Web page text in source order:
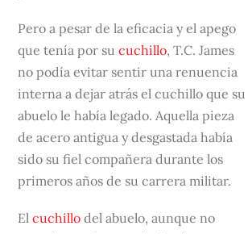
Pero a pesar de la eficacia y el apego
que tenía por sucuchillo, T.C. James
no podía evitar sentir una renuencia
interna a dejar atrás el cuchillo que su
abuelo le había legado. Aquella pieza
de acero antigua y desgastada había
sido su fiel compañera durante los
primeros años de su carrera militar.
Elcuchillo del abuelo, aunque no